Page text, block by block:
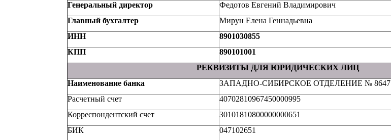
Генеральный директор
Федотов Евгений Владимирович
Главный бухгалтер
Мирун Елена Геннадьевна
ИНН
8901030855
КПП
890101001
РЕКВИЗИТЫ ДЛЯ ЮРИДИЧЕСКИХ ЛИЦ
Наименование банка
ЗАПАДНО-СИБИРСКОЕ ОТДЕЛЕНИЕ №
Расчетный счет
40702810967450000995
Корреспондентский счет
30101810800000000651
БИК
047102651